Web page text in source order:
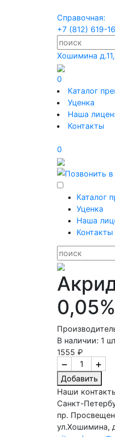
Справочная:
+7 (812) 619-
Хошимина
0
Каталог
Уценка
Наша
Контакты
0
Каталог
Уценка
Наша
Контакты
В наличии: 1
1555 ₽
+
−
Добавить
Наши
Санкт-
пр.
ул.Хошимина,